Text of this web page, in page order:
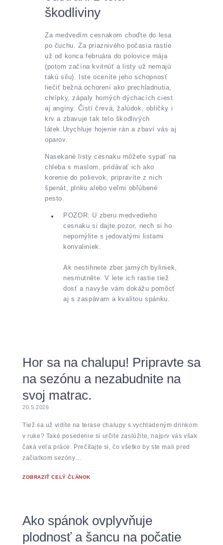
škodliviny
Za medvedím cesnakom choďte do lesa
po čuchu. Za priaznivého počasia rastie
už od konca februára do polovice mája
(potom začína kvitnúť a listy už nemajú
takú silu). Iste oceníte jeho schopnosť
liečiť bežná ochorení ako prechladnutia,
chrípky, zápaly horných dýchacích ciest
aj angíny. Čistí črevá, žalúdok, obličky i
krv a zbavuje tak telo škodlivých
látek.Urychluje hojenie rán a zbaví vás aj
oparov.
Nasekané listy cesnaku môžete sypať na
chleba s maslom, pridávať ich ako
korenie do polievok, pripravíte z nich
špenát, plnku alebo veľmi obľúbené
pesto.
POZOR: U zberu medvedieho
cesnaku si dajte pozor, nech si ho
nepomýlite s jedovatými listami
konvaliniek.
Ak nestihnete zber jarných byliniek,
nesmutněte. V lete ich rastie tiež
dosť a navyše vám dokážu pomôcť
aj s zaspávam a kvalitou spánku.
Hor sa na chalupu! Pripravte sa
na sezónu a nezabudnite na
svoj matrac.
20.5.2026
Tiež sa už vidíte na terase chalupy s vychladeným drinkom
v ruke? Také posedenie si určite zaslúžite, najprv vás však
čaká veľa práce. Prečítajte si, čo všetko by ste mali pred
začiatkom sezóny…
ZOBRAZIŤ CELÝ ČLÁNOK
Ako spánok ovplyvňuje
plodnosť a šancu na počatie